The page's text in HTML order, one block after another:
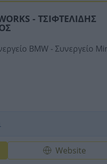
- ΤΣΙΦΤΕΛΙΔΗΣ
BMW - Συνεργείο
Website